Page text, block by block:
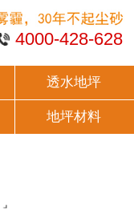
4000-428-628
透水地坪
地坪材料